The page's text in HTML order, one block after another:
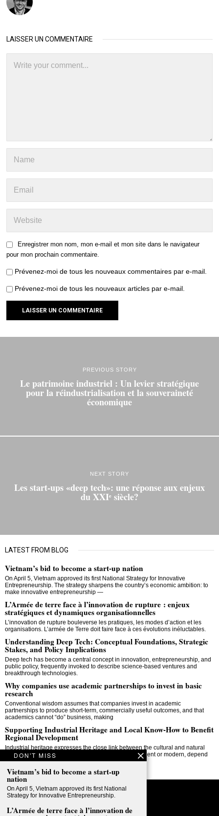
LAISSER UN COMMENTAIRE
Enregistrer mon nom, mon e-mail et mon site dans le navigateur
pour mon prochain commentaire.
Prévenez-moi de tous les nouveaux commentaires par e-mail.
Prévenez-moi de tous les nouveaux articles par e-mail.
PREVIOUS STORY
Le patrimoine industriel : Un levier stratégique
pour la réindustrialisation et la souveraineté
économique
NEXT STORY
Les start-ups «deep tech»: une réponse aux enjeux
du XXIᵉ siècle?
LATEST FROM BLOG
Vietnam’s bid to become a start-up nation
On April 5, Vietnam approved its first National Strategy for Innovative
Entrepreneurship. The strategy sharpens the country’s economic ambition: to
make innovative entrepreneurship —
L’Armée de terre face à l’innovation de rupture : enjeux
stratégiques et dynamiques organisationnelles
L’innovation de rupture bouleverse les pratiques, les modes d’action et les
organisations. L’armée de Terre doit faire face à ces évolutions inéluctables.
Understanding Deep Tech: Conceptual Foundations, Strategic
Stakes, and Policy Implications
Deep tech has become a central concept in innovation, entrepreneurship, and
public policy, frequently invoked to describe science-based ventures and
breakthrough technologies.
Why companies use academic partnerships to invest in basic
research
Conventional wisdom assumes that companies invest in academic
partnerships to produce short-term, commercially useful outcomes, and that
academics cannot “do” business, making
Supporting Industrial Heritage and Local Know-How to Benefit
Regional Development
Industrial heritage expresses the close link between the cultural and natural
environment, since industrial processes, whether ancient or modern, depend
on natural
DON'T MISS
Vietnam’s bid to become a start-up
nation
On April 5, Vietnam approved its first National
Strategy for Innovative Entrepreneurship.
L’Armée de terre face à l’innovation de